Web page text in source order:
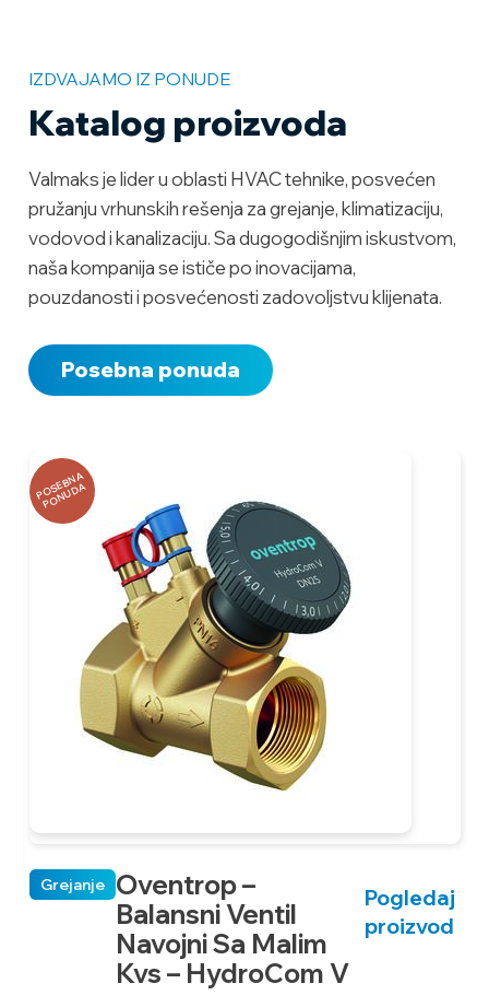
IZDVAJAMO IZ PONUDE
Katalog proizvoda
Valmaks je lider u oblasti HVAC tehnike, posvećen
pružanju vrhunskih rešenja za grejanje, klimatizaciju,
vodovod i kanalizaciju. Sa dugogodišnjim iskustvom,
naša kompanija se ističe po inovacijama,
pouzdanosti i posvećenosti zadovoljstvu klijenata.
Posebna ponuda
P
O
S
E
B
N
A
P
O
N
U
D
A
Oventrop –
Balansni Ventil
Navojni Sa Malim
Kvs – HydroCom V
Grejanje
Pogledaj
proizvod